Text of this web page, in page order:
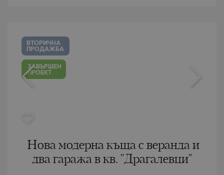
ВТОРИЧНА
ПРОДАЖБА
ЗАВЪРШЕН
ПРОЕКТ
Нова модерна къща с веранда и
два гаража в кв. "Драгалевци"